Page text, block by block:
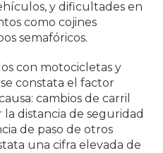
y dificultades en
como cojines
semafóricos.
con motocicletas y
constata el factor
cambios de carril
distancia de seguridad
de paso de otros
una cifra elevada de